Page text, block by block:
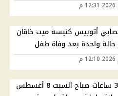
أتوبيس كنيسة ميت خاقان
حالة واحدة بعد وفاة طفل
انقطاع المياه 3 ساعات صباح السبت 8 أغسطس